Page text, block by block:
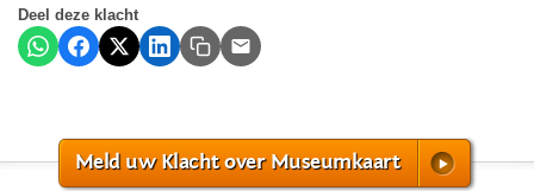
Deel deze klacht
Meld uw Klacht over Museumkaart